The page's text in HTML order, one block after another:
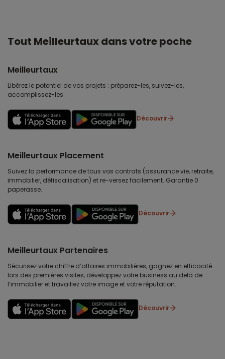
Tout Meilleurtaux dans votre poche
Meilleurtaux
Libérez le potentiel de vos projets : préparez-les, suivez-les,
accomplissez-les.
Découvrir
Meilleurtaux Placement
Suivez la performance de tous vos contrats (assurance vie, retraite,
immobilier, défiscalisation) et re-versez facilement. Garantie 0
paperasse.
Découvrir
Meilleurtaux Partenaires
Sécurisez votre chiffre d’affaires immobilières, gagnez en efficacité
lors des premières visites, développez votre business au delà de
l’immobilier et travaillez votre image et votre réputation.
Découvrir